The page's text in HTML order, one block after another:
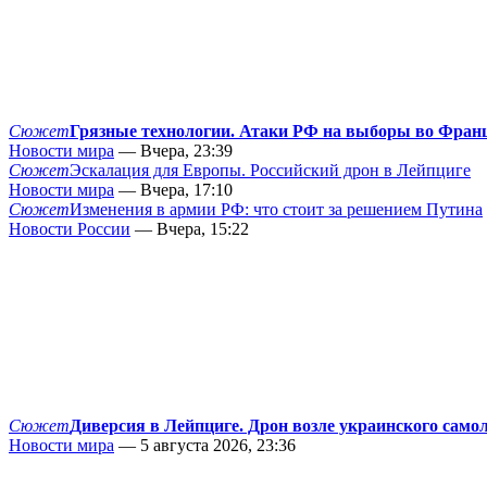
СюжетГрязные технологии. Атаки РФ на выборы во
Новости мира — Вчера, 23:39
СюжетЭскалация для Европы. Российский дрон в Лейпциге
Новости мира — Вчера, 17:10
СюжетИзменения в армии РФ: что стоит за решением Путина
Новости России — Вчера, 15:22
СюжетДиверсия в Лейпциге. Дрон возле украинского
Новости мира — 5 августа 2026, 23:36